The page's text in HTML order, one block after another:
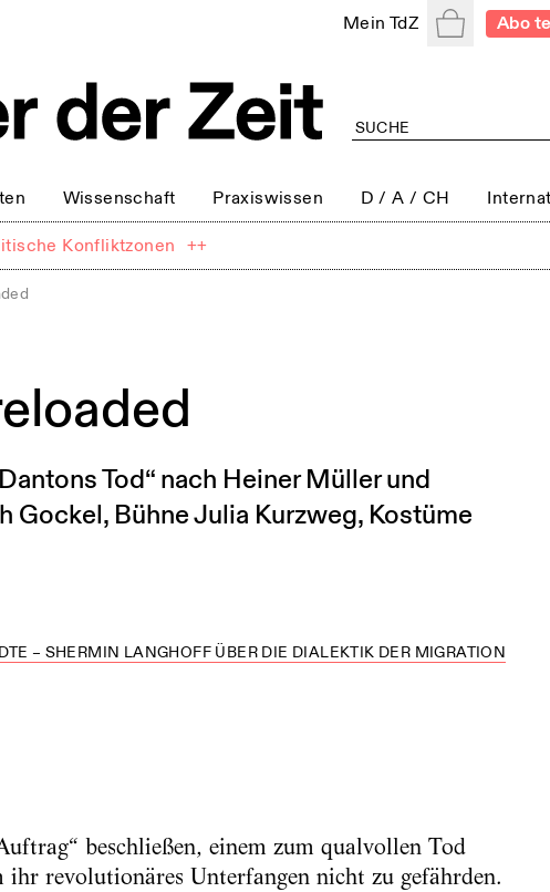
Mein TdZ Warenkorb
Abo
Wissenschaft Praxiswissen D / A / CH
Konfliktzonen ++
Tod“ nach Heiner Müller und
Gockel, Bühne Julia Kurzweg, Kostüme
– SHERMIN LANGHOFF ÜBER DIE DIALEKTIK DER MIGRATION
beschließen, einem zum qualvollen Tod
revolutionäres Unterfangen nicht zu gefährden.